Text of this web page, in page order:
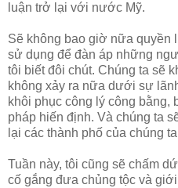
luận trở lại với nước Mỹ.
Sẽ không bao giờ nữa
sử dụng để đàn áp những
tôi biết đôi chút. Chúng ta sẽ
không xảy ra nữa dưới sự
khôi phục công lý công bằng,
pháp hiến định. Và chúng ta
lại các thành phố của chúng
Tuần này, tôi cũng sẽ chấm
cố gắng đưa chủng tộc và